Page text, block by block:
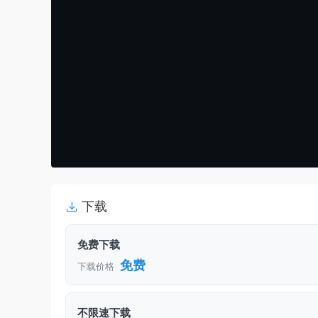
下载
免费下载
下载价格 免费
不限速下载